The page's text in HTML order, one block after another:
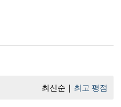
최신순 최고 평점